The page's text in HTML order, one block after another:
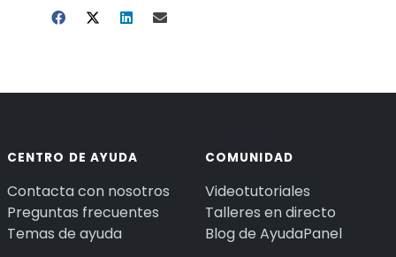
CENTRO DE AYUDA
Contacta con nosotros
Preguntas frecuentes
Temas de ayuda
COMUNIDAD
Videotutoriales
Talleres en directo
Blog de AyudaPanel